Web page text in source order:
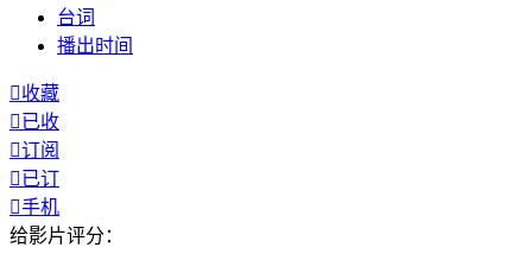
台词
播出时间
收藏
已收
订阅
已订
手机
给影片评分：